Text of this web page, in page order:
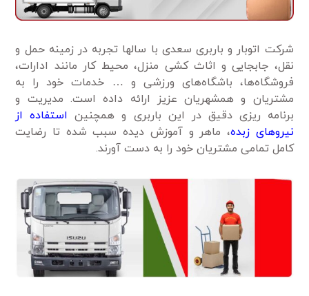
شرکت اتوبار و باربری سعدی با سالها تجربه در زمینه حمل و
نقل، جابجایی و اثاث کشی منزل، محیط کار مانند ادارات،
فروشگاه‌ها، باشگاه‌های ورزشی و … خدمات خود را به
مشتریان و همشهریان عزیز ارائه داده است. مدیریت و
برنامه ریزی دقیق در این باربری و همچنین استفاده از
نیروهای زبده، ماهر و آموزش دیده سبب شده تا رضایت
کامل تمامی مشتریان خود را به دست آورند.